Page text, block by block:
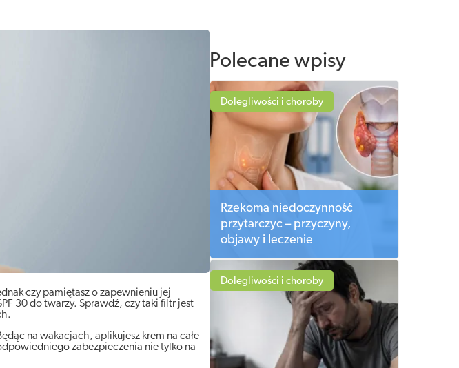
czy pamiętasz o zapewnieniu jej
30 do twarzy. Sprawdź, czy taki filtr jest
na wakacjach, aplikujesz krem na całe
zabezpieczenia nie tylko na
Polecane wpisy
Dolegliwości i choroby
Rzekoma niedoczynność
przytarczyc – przyczyny,
objawy i leczenie
Dolegliwości i choroby